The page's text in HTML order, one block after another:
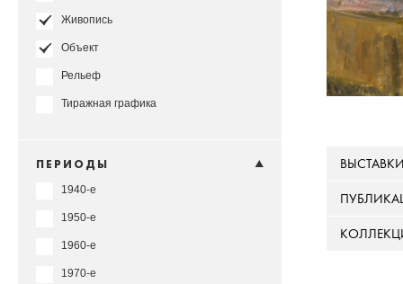
Живопись
Объект
Рельеф
Тиражная графика
ПЕРИОДЫ
1940-е
1950-е
1960-е
1970-е